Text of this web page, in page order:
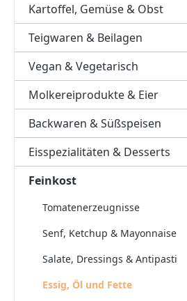
Kartoffel, Gemüse & Obst
Teigwaren & Beilagen
Vegan & Vegetarisch
Molkereiprodukte & Eier
Backwaren & Süßspeisen
Eisspezialitäten & Desserts
Feinkost
Tomatenerzeugnisse
Senf, Ketchup & Mayonnaise
Salate, Dressings & Antipasti
Essig, Öl und Fette